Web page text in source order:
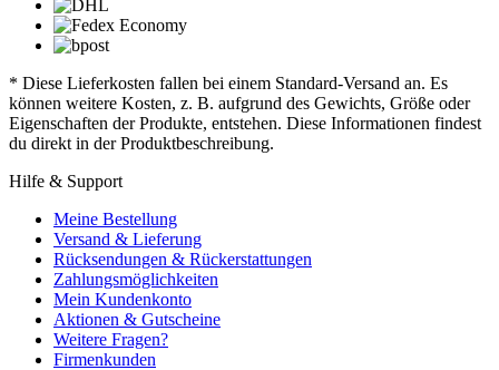
* Diese Lieferkosten fallen bei einem Standard-Versand an. Es
können weitere Kosten, z. B. aufgrund des Gewichts, Größe oder
Eigenschaften der Produkte, entstehen. Diese Informationen findest
du direkt in der Produktbeschreibung.
Hilfe & Support
Meine Bestellung
Versand & Lieferung
Rücksendungen & Rückerstattungen
Zahlungsmöglichkeiten
Mein Kundenkonto
Aktionen & Gutscheine
Weitere Fragen?
Firmenkunden